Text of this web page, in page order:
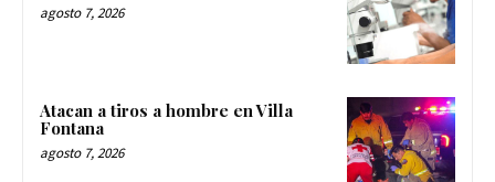
agosto 7, 2026
Atacan a tiros a hombre en Villa
Fontana
agosto 7, 2026